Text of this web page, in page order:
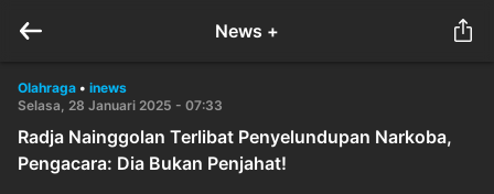
News +
Olahraga • inews
Selasa, 28 Januari 2025 - 07:33
Radja Nainggolan Terlibat Penyelundupan Narkoba,
Pengacara: Dia Bukan Penjahat!